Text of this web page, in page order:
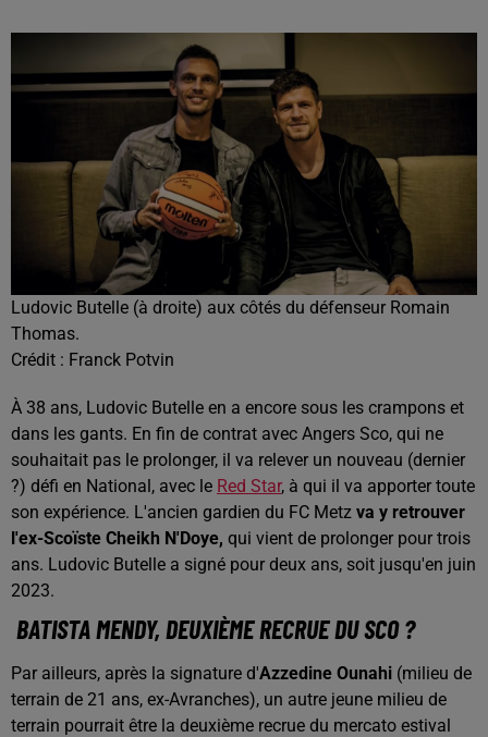
Ludovic Butelle (à droite) aux côtés du défenseur Romain
Thomas.
Crédit : Franck Potvin
À 38 ans, Ludovic Butelle en a encore sous les crampons et
dans les gants. En fin de contrat avec Angers Sco, qui ne
souhaitait pas le prolonger, il va relever un nouveau (dernier
?) défi en National, avec le Red Star, à qui il va apporter toute
son expérience. L'ancien gardien du FC Metz va y retrouver
l'ex-Scoïste Cheikh N'Doye, qui vient de prolonger pour trois
ans. Ludovic Butelle a signé pour deux ans, soit jusqu'en juin
2023.
BATISTA MENDY, DEUXIÈME RECRUE DU SCO ?
Par ailleurs, après la signature d'Azzedine Ounahi (milieu de
terrain de 21 ans, ex-Avranches), un autre jeune milieu de
terrain pourrait être la deuxième recrue du mercato estival